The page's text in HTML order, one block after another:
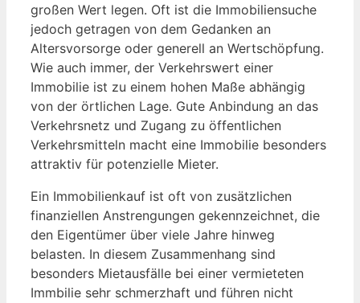
großen Wert legen. Oft ist die Immobiliensuche
jedoch getragen von dem Gedanken an
Altersvorsorge oder generell an Wertschöpfung.
Wie auch immer, der Verkehrswert einer
Immobilie ist zu einem hohen Maße abhängig
von der örtlichen Lage. Gute Anbindung an das
Verkehrsnetz und Zugang zu öffentlichen
Verkehrsmitteln macht eine Immobilie besonders
attraktiv für potenzielle Mieter.
Ein Immobilienkauf ist oft von zusätzlichen
finanziellen Anstrengungen gekennzeichnet, die
den Eigentümer über viele Jahre hinweg
belasten. In diesem Zusammenhang sind
besonders Mietausfälle bei einer vermieteten
Immbilie sehr schmerzhaft und führen nicht